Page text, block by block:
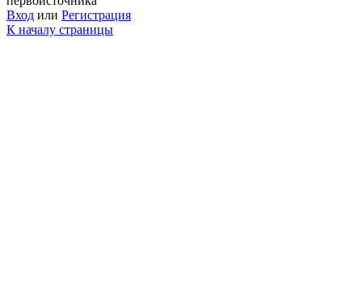
Вход или Регистрация
К началу страницы